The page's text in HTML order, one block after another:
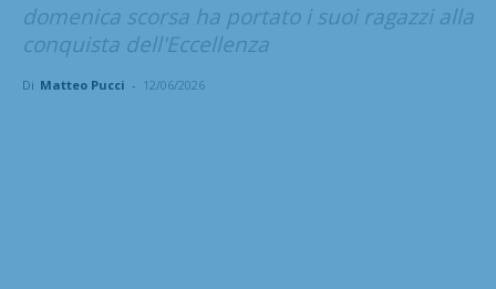
domenica scorsa ha portato i suoi ragazzi alla
conquista dell'Eccellenza
Di Matteo Pucci - 12/06/2026